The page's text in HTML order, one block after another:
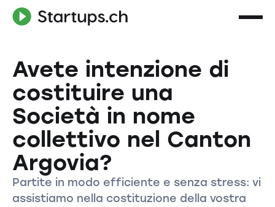
Avete intenzione di
costituire una
Società in nome
collettivo nel Canton
Argovia?
Partite in modo efficiente e senza stress: vi
assistiamo nella costituzione della vostra